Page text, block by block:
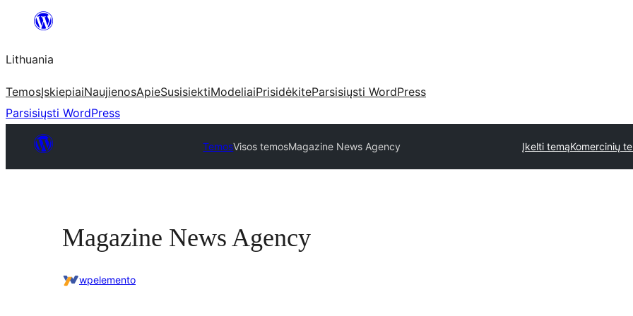
turinio
Lithuania
TemosĮskiepiaiNaujienosApieSusisiektiModeliaiPrisidėkiteParsisiųsti WordPress
Parsisiųsti WordPress
TemosVisos temosMagazine News Agency Įkelti temąKomercinių
Magazine News Agency
wpelemento